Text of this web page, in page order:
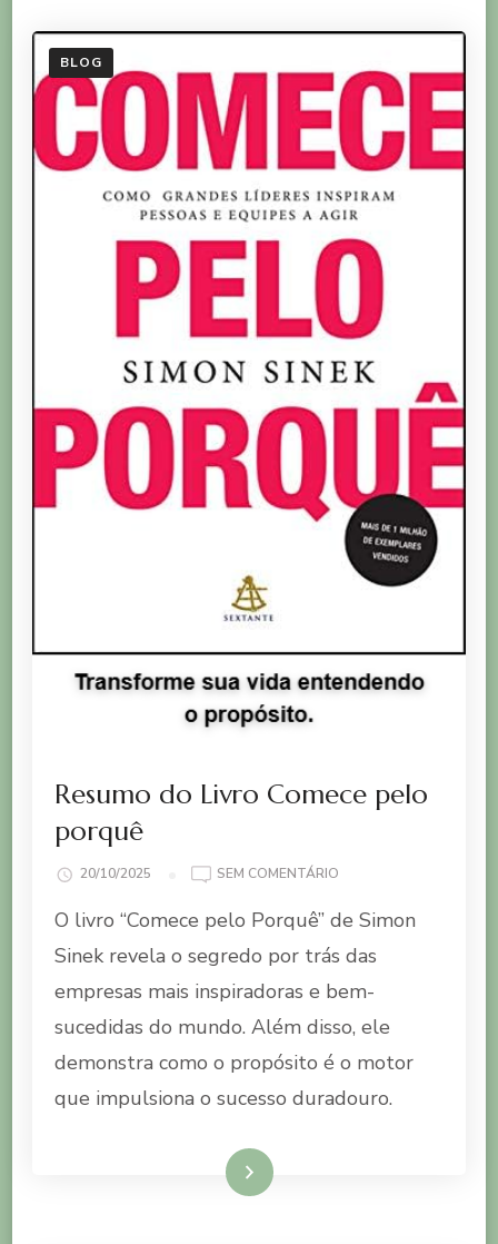
BLOG
Resumo do Livro Comece pelo
porquê
20/10/2025 SEM COMENTÁRIO
DO
COMECE
PELO
O livro “Comece pelo Porquê” de Simon
Sinek revela o segredo por trás das
empresas mais inspiradoras e bem-
sucedidas do mundo. Além disso, ele
demonstra como o propósito é o motor
que impulsiona o sucesso duradouro.
Ler mais